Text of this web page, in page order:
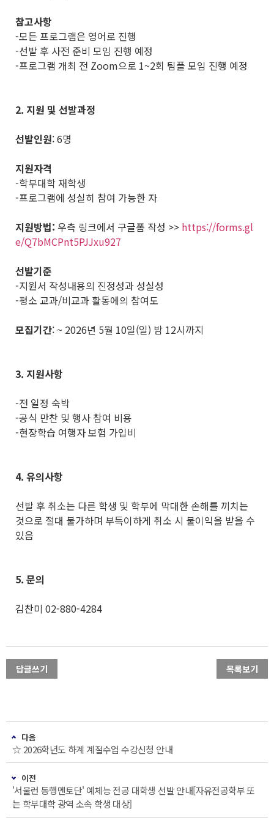
참고사항
-모든 프로그램은 영어로 진행
-선발 후 사전 준비 모임 진행 예정
-프로그램 개최 전 Zoom으로 1~2회 팀플 모임 진행 예정
2. 지원 및 선발과정
선발인원: 6명
지원자격
-학부대학 재학생
-프로그램에 성실히 참여 가능한 자
지원방법: 우측 링크에서 구글폼 작성 >> https://forms.gl
e/Q7bMCPnt5PJJxu927
선발기준
-지원서 작성내용의 진정성과 성실성
-평소 교과/비교과 활동에의 참여도
모집기간: ~ 2026년 5월 10일(일) 밤 12시까지
3. 지원사항
-전 일정 숙박
-공식 만찬 및 행사 참여 비용
-현장학습 여행자 보험 가입비
4. 유의사항
선발 후 취소는 다른 학생 및 학부에 막대한 손해를 끼치는
것으로 절대 불가하며 부득이하게 취소 시 불이익을 받을 수
있음
5. 문의
김찬미 02-880-4284
답글쓰기 목록보기
다음
☆ 2026학년도 하계 계절수업 수강신청 안내
이전
'서울런 동행멘토단' 예체능 전공 대학생 선발 안내[자유전공학부 또
는 학부대학 광역 소속 학생 대상]